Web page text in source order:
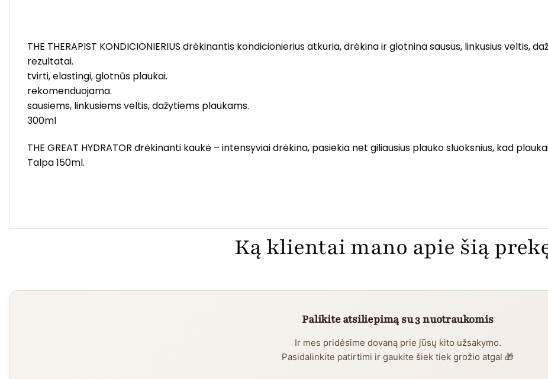
THE THERAPIST KONDICIONIERIUS drėkinantis kondicionierius atkuria, drėkina ir glotnina sausus, linkusius veltis,
rezultatai.
tvirti, elastingi, glotnūs plaukai.
rekomenduojama.
sausiems, linkusiems veltis, dažytiems plaukams.
300ml
THE GREAT HYDRATOR drėkinanti kaukė – intensyviai drėkina, pasiekia net giliausius plauko sluoksnius, kad
Talpa 150ml.
Ką klientai mano apie šią
Palikite atsiliepimą su 3 nuotraukomis
Ir mes pridėsime dovaną prie jūsų kito užsakymo.
Pasidalinkite patirtimi ir gaukite šiek tiek grožio atgal 🎁